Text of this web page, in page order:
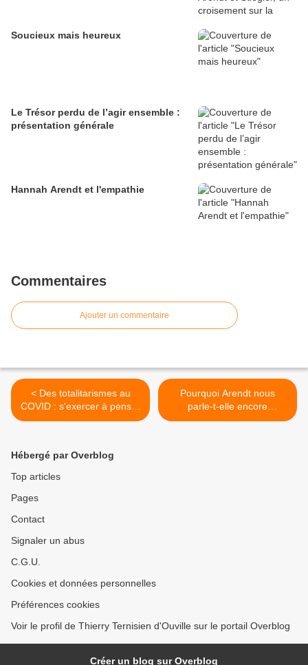
Soucieux mais heureux
Le Trésor perdu de l’agir ensemble :
présentation générale
Hannah Arendt et l'empathie
Commentaires
Ajouter un commentaire
< Des totalitarismes au
COVID : s'exercer à penser
l'événement
Pourquoi Arendt nous
parle-t-elle encore
aujourd'hui ? >
Hébergé par Overblog
Top articles
Pages
Contact
Signaler un abus
C.G.U.
Cookies et données personnelles
Préférences cookies
Voir le profil de Thierry Ternisien d'Ouville sur le portail Overblog
Créer un blog sur Overblog